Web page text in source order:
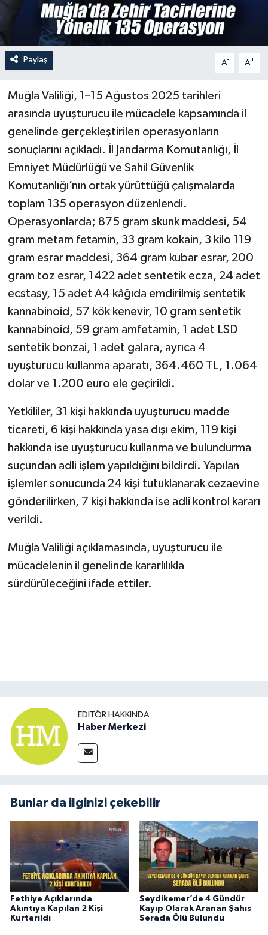
Paylaş A- A+
Muğla Valiliği, 1–15 Ağustos 2025 tarihleri
arasında uyuşturucu ile mücadele kapsamında il
genelinde gerçekleştirilen operasyonların
sonuçlarını açıkladı. İl Jandarma Komutanlığı, İl
Emniyet Müdürlüğü ve Sahil Güvenlik
Komutanlığı’nın ortak yürüttüğü çalışmalarda
toplam 135 operasyon düzenlendi.
Operasyonlarda; 875 gram skunk maddesi, 54
gram metam fetamin, 33 gram kokain, 3 kilo 119
gram esrar maddesi, 364 gram kubar esrar, 200
gram toz esrar, 1422 adet sentetik ecza, 24 adet
ecstasy, 15 adet A4 kâğıda emdirilmiş sentetik
kannabinoid, 57 kök kenevir, 10 gram sentetik
kannabinoid, 59 gram amfetamin, 1 adet LSD
sentetik bonzai, 1 adet galara, ayrıca 4
uyuşturucu kullanma aparatı, 364.460 TL, 1.064
dolar ve 1.200 euro ele geçirildi.
Yetkililer, 31 kişi hakkında uyuşturucu madde
ticareti, 6 kişi hakkında yasa dışı ekim, 119 kişi
hakkında ise uyuşturucu kullanma ve bulundurma
suçundan adli işlem yapıldığını bildirdi. Yapılan
işlemler sonucunda 24 kişi tutuklanarak cezaevine
gönderilirken, 7 kişi hakkında ise adli kontrol kararı
verildi.
Muğla Valiliği açıklamasında, uyuşturucu ile
mücadelenin il genelinde kararlılıkla
sürdürüleceğini ifade ettiler.
EDITÖR HAKKINDA
Haber Merkezi
Bunlar da ilginizi çekebilir
Fethiye Açıklarında
Akıntıya Kapılan 2 Kişi
Kurtarıldı
Seydikemer’de 4 Gündür
Kayıp Olarak Aranan Şahıs
Serada Ölü Bulundu